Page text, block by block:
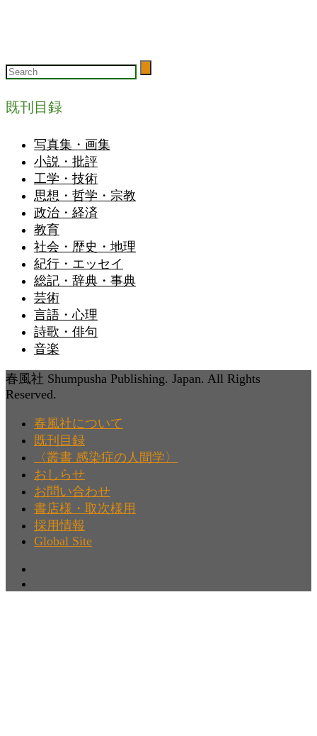
既刊目録
写真集・画集
小説・批評
工学・技術
思想・哲学・宗教
政治・経済
教育
社会・歴史・地理
紀行・エッセイ
総記・辞典・事典
芸術
言語・心理
詩歌・俳句
音楽
春風社 Shumpusha Publishing. Japan. All Rights
Reserved.
春風社について
既刊目録
〈叢書 感染症の人間学〉
おしらせ
お問い合わせ
書店様・取次様用
採用情報
Global Site